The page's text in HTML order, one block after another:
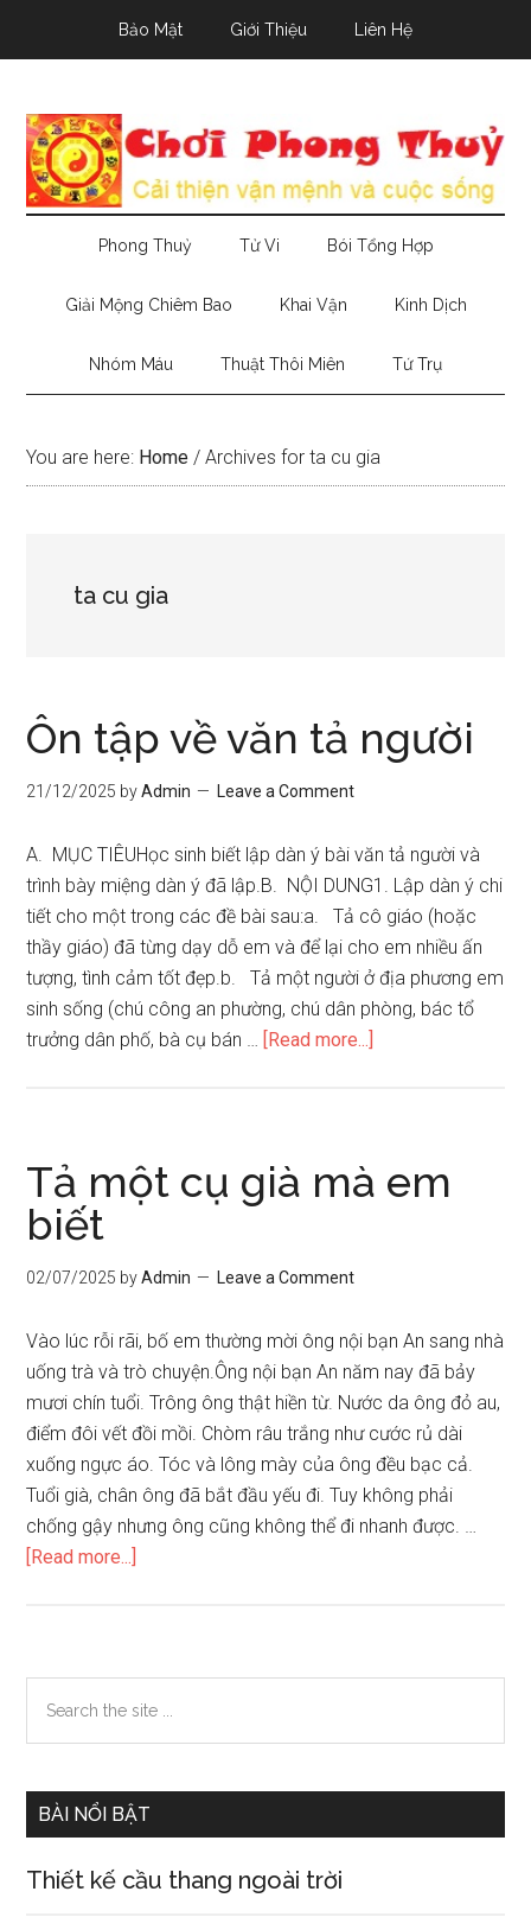
Bảo Mật Giới Thiệu Liên Hệ
Phong Thuỷ Tử Vi Bói Tổng Hợp
Giải Mộng Chiêm Bao Khai Vận Kinh Dịch
Nhóm Máu Thuật Thôi Miên Tứ Trụ
You are here: Home / Archives for ta cu gia
ta cu gia
Ôn tập về văn tả người
21/12/2025 byAdmin Leave a Comment
A. MỤC TIÊUHọc sinh biết lập dàn ý bài văn tả người và
trình bày miệng dàn ý đã lập.B. NỘI DUNG1. Lập dàn ý chi
tiết cho một trong các đề bài sau:a. Tả cô giáo (hoặc
thầy giáo) đã từng dạy dỗ em và để lại cho em nhiều ấn
tượng, tình cảm tốt đẹp.b. Tả một người ở địa phương em
sinh sống (chú công an phường, chú dân phòng, bác tổ
trưởng dân phố, bà cụ bán … [Read more...]
tả
Tả một cụ già mà em
biết
02/07/2025 byAdmin Leave a Comment
Vào lúc rỗi rãi, bố em thường mời ông nội bạn An sang nhà
uống trà và trò chuyện.Ông nội bạn An năm nay đã bảy
mươi chín tuổi. Trông ông thật hiền từ. Nước da ông đỏ au,
điểm đôi vết đồi mồi. Chòm râu trắng như cước rủ dài
xuống ngực áo. Tóc và lông mày của ông đều bạc cả.
Tuổi già, chân ông đã bắt đầu yếu đi. Tuy không phải
chống gậy nhưng ông cũng không thể đi nhanh được. …
[Read more...]
già
mà
em
Primary
Sidebar
the
BÀI NỔI BẬT
Thiết kế cầu thang ngoài trời